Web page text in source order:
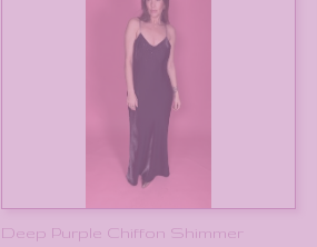
Deep Purple Chiffon Shimmer